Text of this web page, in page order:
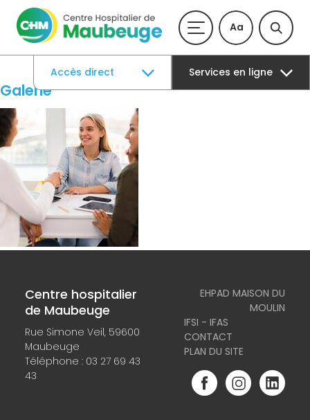
Aa
Accès direct Services en ligne
Galerie
Centre hospitalier
de Maubeuge
Rue Simone Veil, 59600
Maubeuge
Téléphone : 03 27 69 43
43
EHPAD MAISON DU
MOULIN
IFSI - IFAS
CONTACT
PLAN DU SITE